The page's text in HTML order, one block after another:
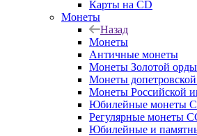
Карты на CD
Монеты
Назад
Монеты
Античные монеты
Монеты Золотой орды
Монеты
Монеты Российской
Юбилейные монеты
Регулярные монеты
Юбилейные и